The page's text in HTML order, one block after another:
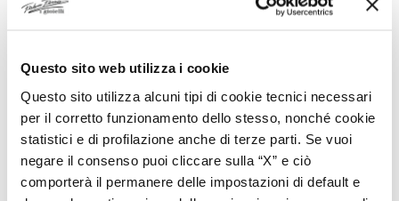
Questo sito web utilizza i cookie
Questo sito utilizza alcuni tipi di cookie tecnici necessari
per il corretto funzionamento dello stesso, nonché cookie
statistici e di profilazione anche di terze parti. Se vuoi
negare il consenso puoi cliccare sulla “X” e ciò
comporterà il permanere delle impostazioni di default e
Ich bin insgesamt mit meinem Kauf zufrieden. Die Uhr ist
neu, original und funktioniert einwandfrei. Besonders positiv
hervorheben möchte ich den attraktiven Preis sowie den
vollständig ausgefüllten und abgestempelten internationalen
Seiko-Garantieschein. Der Versand war außerdem schnell.